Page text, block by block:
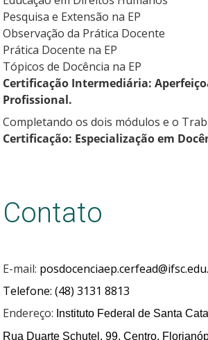
Pesquisa e Extensão na EP
Observação da Prática Docente
Prática Docente na EP
Tópicos de Docência na EP
Certificação Intermediária:
Profissional.
Completando os dois módulos e o
Certificação: Especialização em
Contato
E-mail:
Telefone: (48) 3131 8813
Endereço: Instituto Federal de Santa
Rua Duarte Schutel, 99, Centro,